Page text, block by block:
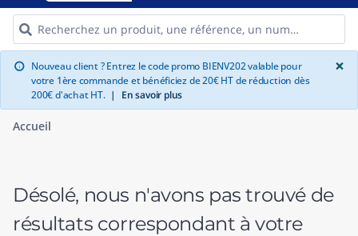
info Nouveau client ? Entrez le code promo BIENV202 valable pour
votre 1ère commande et bénéficiez de 20€ HT de réduction dès
200€ d'achat HT. | En savoir plus
×
Accueil
Désolé, nous n'avons pas trouvé de
résultats correspondant à votre